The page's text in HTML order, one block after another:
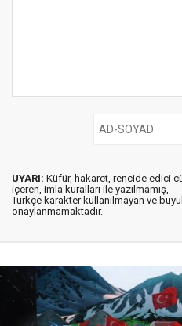
UYARI: Küfür, hakaret, rencide edici
içeren, imla kuralları ile yazılmamış,
Türkçe karakter kullanılmayan ve
onaylanmamaktadır.